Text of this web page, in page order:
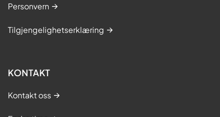
Personvern
Tilgjengelighetserklæring
KONTAKT
Kontakt oss